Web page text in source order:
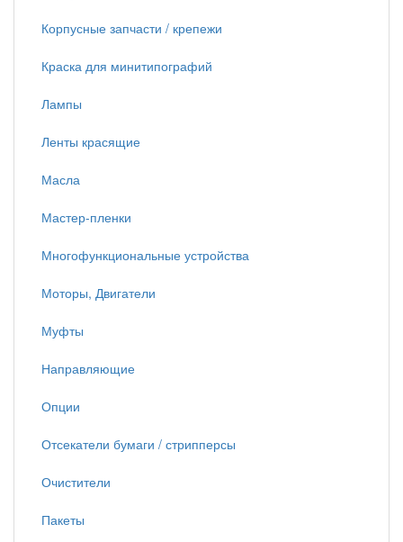
Корпусные запчасти / крепежи
Краска для минитипографий
Лампы
Ленты красящие
Масла
Мастер-пленки
Многофункциональные устройства
Моторы, Двигатели
Муфты
Направляющие
Опции
Отсекатели бумаги / стрипперсы
Очистители
Пакеты